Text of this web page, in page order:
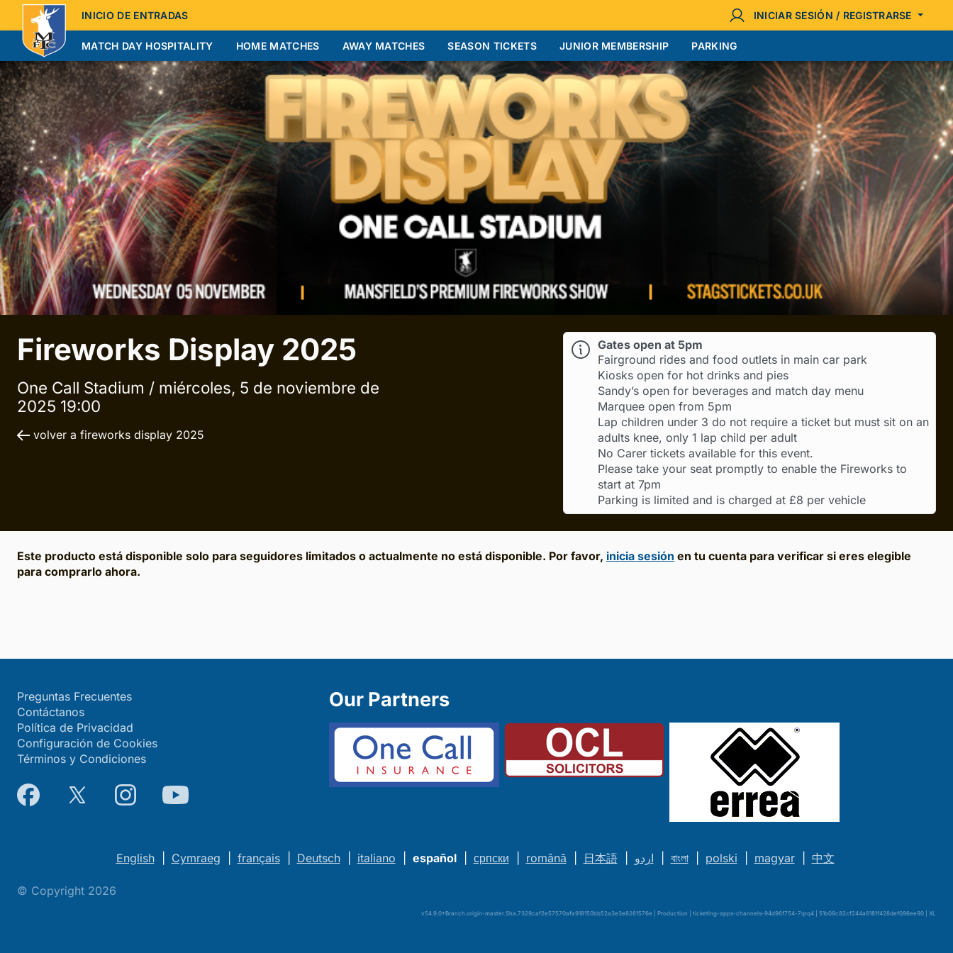
INICIO DE ENTRADAS INICIAR SESIÓN / REGISTRARSE
MATCH DAY HOSPITALITY HOME MATCHES AWAY MATCHES SEASON TICKETS JUNIOR MEMBERSHIP PARKING
Fireworks Display 2025
One Call Stadium / miércoles, 5 de noviembre de
2025 19:00
volver a fireworks display 2025
Gates open at 5pm
Fairground rides and food outlets in main car park
Kiosks open for hot drinks and pies
Sandy’s open for beverages and match day menu
Marquee open from 5pm
Lap children under 3 do not require a ticket but must sit on an
adults knee, only 1 lap child per adult
No Carer tickets available for this event.
Please take your seat promptly to enable the Fireworks to
start at 7pm
Parking is limited and is charged at £8 per vehicle
Este producto está disponible solo para seguidores limitados o actualmente no está disponible. Por favor, inicia sesión en tu cuenta para verificar si eres elegible
para comprarlo ahora.
Preguntas Frecuentes
Contáctanos
Política de Privacidad
Configuración de Cookies
Términos y Condiciones
Our Partners
English| Cymraeg français| Deutsch| italiano español| српски română| 日本語| اردو বাংলা| polski magyar| 中文
© Copyright 2026
v54.9.0+Branch.origin-master.Sha.7329caf2e57570afa918150bb52a3e3e8261576e | Production | ticketing-apps-channels-94d96f754-7qrq4 | 51b08c82cf244a6181f428def096ee90 | XL